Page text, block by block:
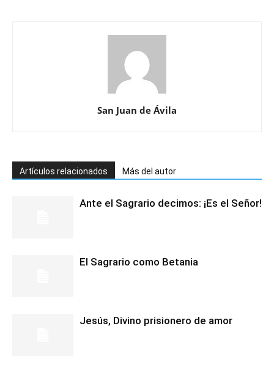
San Juan de Ávila
Artículos relacionados Más del autor
Ante el Sagrario decimos: ¡Es el Señor!
El Sagrario como Betania
Jesús, Divino prisionero de amor